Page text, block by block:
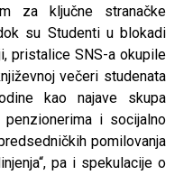
za ključne stranačke
su Studenti u blokadi
pristalice SNS-a okupile
večeri studenata
kao najave skupa
i socijalno
pomilovanja
pa i spekulacije o